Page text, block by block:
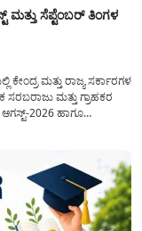
ಮತ್ತು ಸೆಪ್ಟೆಂಬರ್ ತಿಂಗಳ
ಮತ್ತು ರಾಜ್ಯ ಸರ್ಕಾರಗಳ
ಮತ್ತು ಗ್ರಾಹಕರ
2026 ಹಾಗೂ